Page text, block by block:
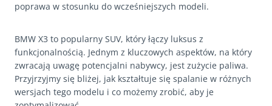
poprawa w stosunku do wcześniejszych modeli.
BMW X3 to popularny SUV, który łączy luksus z
funkcjonalnością. Jednym z kluczowych aspektów, na który
zwracają uwagę potencjalni nabywcy, jest zużycie paliwa.
Przyjrzyjmy się bliżej, jak kształtuje się spalanie w różnych
wersjach tego modelu i co możemy zrobić, aby je